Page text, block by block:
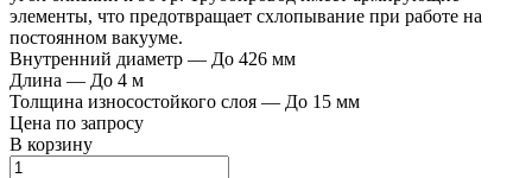
элементы, что предотвращает схлопывание при работе на
постоянном вакууме.
Внутренний диаметр — До 426 мм
Длина — До 4 м
Толщина износостойкого слоя — До 15 мм
Цена по запросу
В корзину